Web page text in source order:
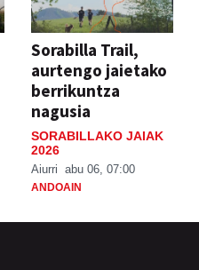
Sorabilla Trail,
aurtengo jaietako
berrikuntza
nagusia
SORABILLAKO JAIAK
2026
Aiurri abu 06, 07:00
ANDOAIN